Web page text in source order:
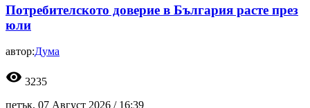
Потребителското доверие в България расте през
юли
автор:Дума
visibility 3235
петък, 07 Август 2026 / 16:39